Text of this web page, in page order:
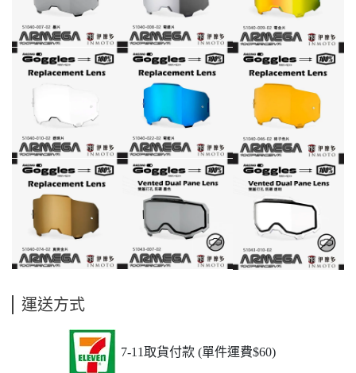
運送方式
7-11取貨付款 (單件運費$60)